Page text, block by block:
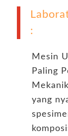
:
Mesin
Paling
yang